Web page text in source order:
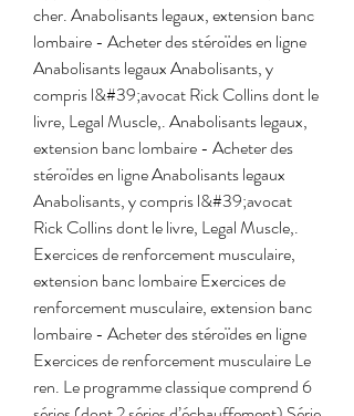
cher. Anabolisants legaux, extension banc
lombaire - Acheter des stéroïdes en ligne
Anabolisants legaux Anabolisants, y
compris l&#39;avocat Rick Collins dont le
livre, Legal Muscle,. Anabolisants legaux,
extension banc lombaire - Acheter des
stéroïdes en ligne Anabolisants legaux
Anabolisants, y compris l&#39;avocat
Rick Collins dont le livre, Legal Muscle,.
Exercices de renforcement musculaire,
extension banc lombaire Exercices de
renforcement musculaire, extension banc
lombaire - Acheter des stéroïdes en ligne
Exercices de renforcement musculaire Le
ren. Le programme classique comprend 6